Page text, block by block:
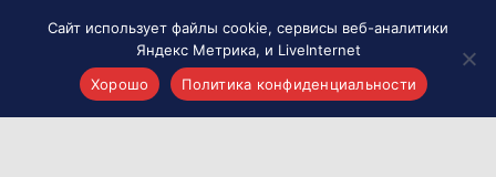
Сайт использует файлы cookie, сервисы веб-аналитики
Яндекс Метрика, и LiveInternet
Хорошо
Политика конфиденциальности